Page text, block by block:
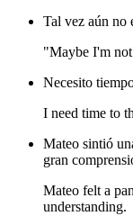
Tal vez aún no
"Maybe I'm not
Necesito
I need time to
Mateo sintió
gran
Mateo felt a
understanding.